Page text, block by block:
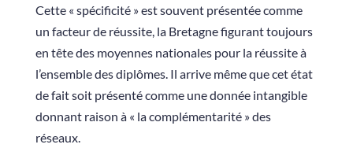
Cette « spécificité » est souvent présentée comme
un facteur de réussite, la Bretagne figurant toujours
en tête des moyennes nationales pour la réussite à
l’ensemble des diplômes. Il arrive même que cet état
de fait soit présenté comme une donnée intangible
donnant raison à « la complémentarité » des
réseaux.